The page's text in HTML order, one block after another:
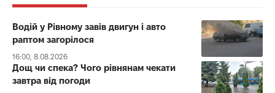
Водій у Рівному завів двигун і авто
раптом загорілося
16:00, 8.08.2026
Дощ чи спека? Чого рівнянам чекати
завтра від погоди